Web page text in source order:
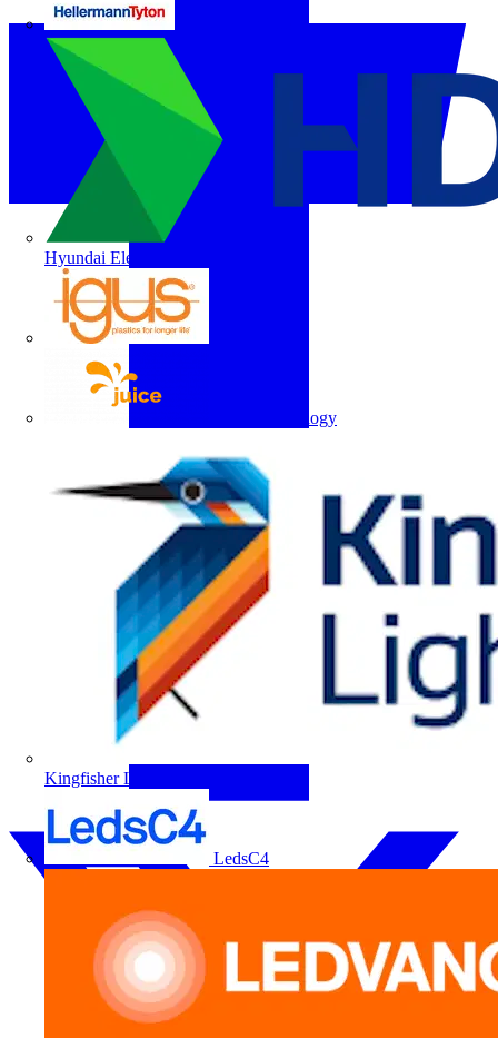
Hyundai Electric
Juice Technology
Kingfisher Lighting
LedsC4